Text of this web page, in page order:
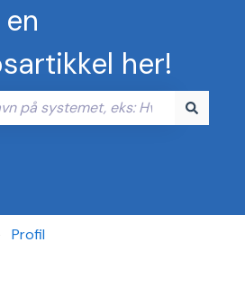
her!
Profil